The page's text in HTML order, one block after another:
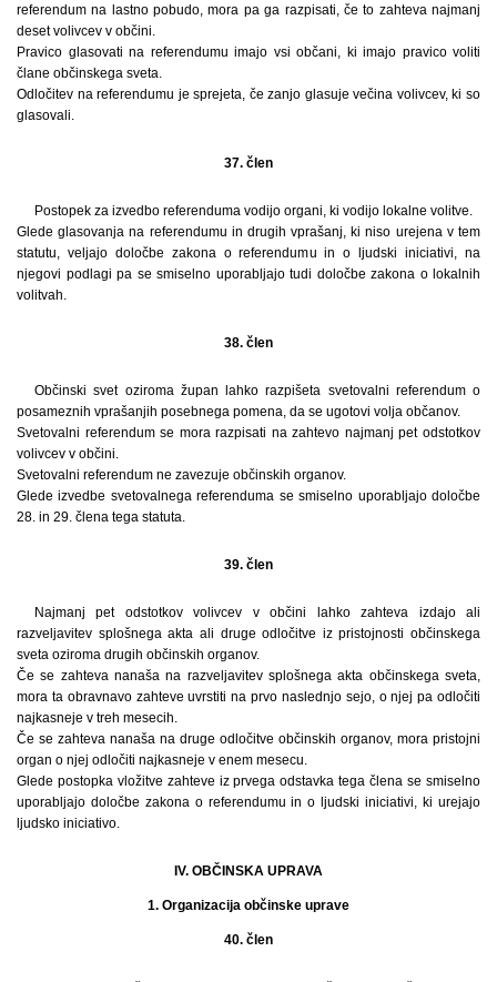
referendum na lastno pobudo, mora pa ga razpisati, če to zahteva najmanj
deset volivcev v občini.
Pravico glasovati na referendumu imajo vsi občani, ki imajo pravico voliti
člane občinskega sveta.
Odločitev na referendumu je sprejeta, če zanjo glasuje večina volivcev, ki so
glasovali.
37. člen
Postopek za izvedbo referenduma vodijo organi, ki vodijo lokalne volitve.
Glede glasovanja na referendumu in drugih vprašanj, ki niso urejena v tem
statutu, veljajo določbe zakona o referendumu in o ljudski iniciativi, na
njegovi podlagi pa se smiselno uporabljajo tudi določbe zakona o lokalnih
volitvah.
38. člen
Občinski svet oziroma župan lahko razpišeta svetovalni referendum o
posameznih vprašanjih posebnega pomena, da se ugotovi volja občanov.
Svetovalni referendum se mora razpisati na zahtevo najmanj pet odstotkov
volivcev v občini.
Svetovalni referendum ne zavezuje občinskih organov.
Glede izvedbe svetovalnega referenduma se smiselno uporabljajo določbe
28. in 29. člena tega statuta.
39. člen
Najmanj pet odstotkov volivcev v občini lahko zahteva izdajo ali
razveljavitev splošnega akta ali druge odločitve iz pristojnosti občinskega
sveta oziroma drugih občinskih organov.
Če se zahteva nanaša na razveljavitev splošnega akta občinskega sveta,
mora ta obravnavo zahteve uvrstiti na prvo naslednjo sejo, o njej pa odločiti
najkasneje v treh mesecih.
Če se zahteva nanaša na druge odločitve občinskih organov, mora pristojni
organ o njej odločiti najkasneje v enem mesecu.
Glede postopka vložitve zahteve iz prvega odstavka tega člena se smiselno
uporabljajo določbe zakona o referendumu in o ljudski iniciativi, ki urejajo
ljudsko iniciativo.
IV. OBČINSKA UPRAVA
1. Organizacija občinske uprave
40. člen